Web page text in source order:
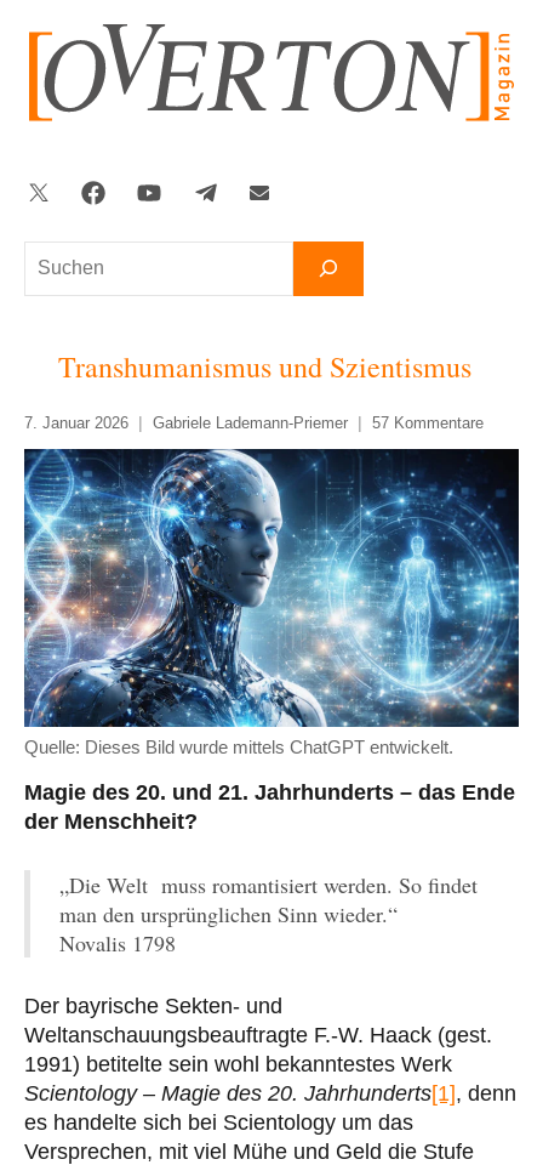
springen
Suchen
Twitter FacebookYouTubeTelegram
Transhumanismus und Szientismus
7. Januar 2026 Gabriele Lademann-Priemer 57 Kommentare
Quelle: Dieses Bild wurde mittels ChatGPT entwickelt.
Magie des 20. und 21. Jahrhunderts – das Ende
der Menschheit?
„Die Welt muss romantisiert werden. So findet
man den ursprünglichen Sinn wieder.“
Novalis 1798
Der bayrische Sekten- und
Weltanschauungsbeauftragte F.-W. Haack (gest.
1991) betitelte sein wohl bekanntestes Werk
Scientology – Magie des 20. Jahrhunderts[1], denn
es handelte sich bei Scientology um das
Versprechen, mit viel Mühe und Geld die Stufe